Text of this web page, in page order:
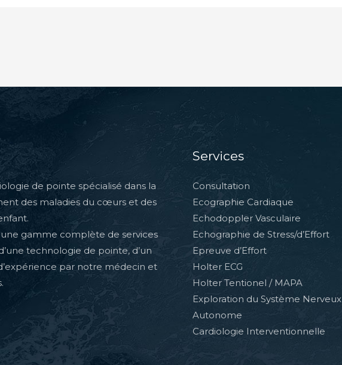
de pointe spécialisé dans la
des maladies du cœurs et des
gamme complète de services
technologie de pointe, d’un
par notre médecin et
Services
Consultation
Ecographie Cardiaque
Echodoppler Vasculaire
Echographie de Stress/d’Effort
Epreuve d’Effort
Holter ECG
Holter Tentionel / MAPA
Exploration du Système Nerveux
Autonome
Cardiologie Interventionnelle